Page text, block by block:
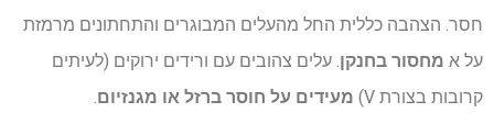
חסר. הצהבה כללית החל מהעלים המבוגרים והתחתונים מרמזת
על א מחסור בחנקן. עלים צהובים עם ורידים ירוקים (לעיתים
קרובות בצורת V)
מעידים על חוסר ברזל או מגנזיום.